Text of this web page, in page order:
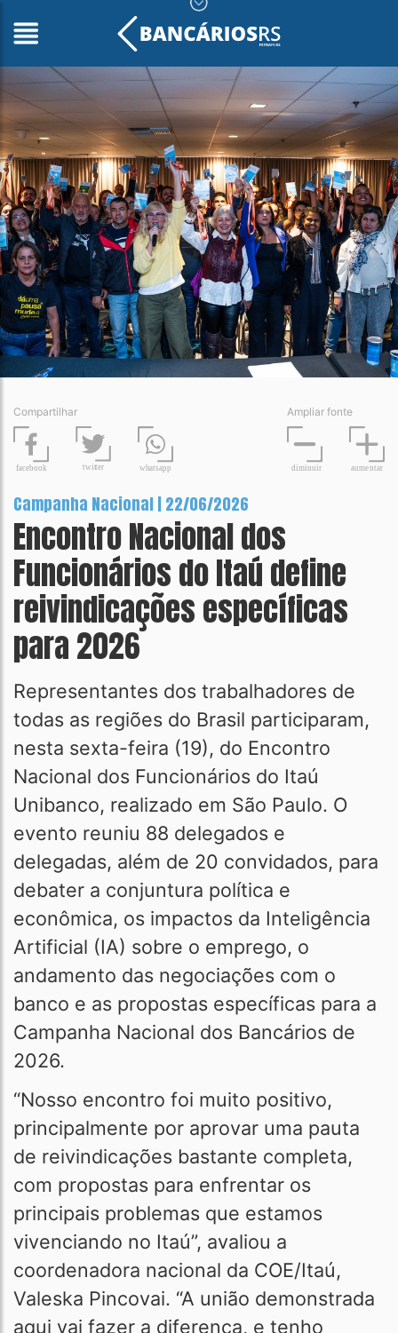
Compartilhar
facebook twitter whatsapp
Ampliar fonte
diminuir aumentar
Campanha Nacional | 22/06/2026
Encontro Nacional dos
Funcionários do Itaú define
reivindicações específicas
para 2026
Representantes dos trabalhadores de
todas as regiões do Brasil participaram,
nesta sexta-feira (19), do Encontro
Nacional dos Funcionários do Itaú
Unibanco, realizado em São Paulo. O
evento reuniu 88 delegados e
delegadas, além de 20 convidados, para
debater a conjuntura política e
econômica, os impactos da Inteligência
Artificial (IA) sobre o emprego, o
andamento das negociações com o
banco e as propostas específicas para a
Campanha Nacional dos Bancários de
2026.
“Nosso encontro foi muito positivo,
principalmente por aprovar uma pauta
de reivindicações bastante completa,
com propostas para enfrentar os
principais problemas que estamos
vivenciando no Itaú”, avaliou a
coordenadora nacional da COE/Itaú,
Valeska Pincovai. “A união demonstrada
aqui vai fazer a diferença, e tenho